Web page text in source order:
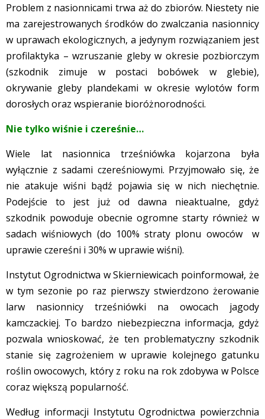
Problem z nasionnicami trwa aż do zbiorów. Niestety nie
ma zarejestrowanych środków do zwalczania nasionnicy
w uprawach ekologicznych, a jedynym rozwiązaniem jest
profilaktyka – wzruszanie gleby w okresie pozbiorczym
(szkodnik zimuje w postaci bobówek w glebie),
okrywanie gleby plandekami w okresie wylotów form
dorosłych oraz wspieranie bioróżnorodności.
Nie tylko wiśnie i czereśnie…
Wiele lat nasionnica trześniówka kojarzona była
wyłącznie z sadami czereśniowymi. Przyjmowało się, że
nie atakuje wiśni bądź pojawia się w nich niechętnie.
Podejście to jest już od dawna nieaktualne, gdyż
szkodnik powoduje obecnie ogromne starty również w
sadach wiśniowych (do 100% straty plonu owoców w
uprawie czereśni i 30% w uprawie wiśni).
Instytut Ogrodnictwa w Skierniewicach poinformował, że
w tym sezonie po raz pierwszy stwierdzono żerowanie
larw nasionnicy trześniówki na owocach jagody
kamczackiej. To bardzo niebezpieczna informacja, gdyż
pozwala wnioskować, że ten problematyczny szkodnik
stanie się zagrożeniem w uprawie kolejnego gatunku
roślin owocowych, który z roku na rok zdobywa w Polsce
coraz większą popularność.
Według informacji Instytutu Ogrodnictwa powierzchnia